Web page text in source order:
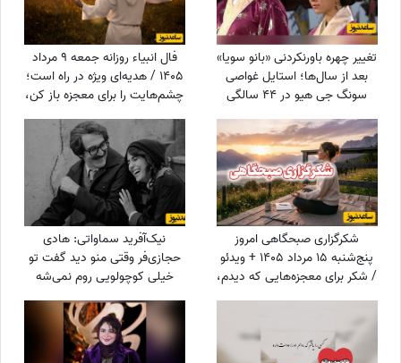
تغییر چهره باورنکردنی «بانو سویا»
بعد از سال‌ها؛ استایل غواصی
سونگ جی هیو در 44 سالگی
سوژه شد
فال انبیاء روزانه جمعه 9 مرداد
1405 / هدیه‌ای ویژه در راه است؛
چشم‌هایت را برای معجزه باز کن،
دنیا پیامی دارد که قلبت را
خوشحال می‌کند
شکرگزاری صبحگاهی امروز
پنج‌شنبه 15 مرداد 1405 + ویدئو
/ شکر برای معجزه‌هایی که دیدم،
برای نعمت‌هایی که هنوز
همین حالا در مسیر رسیدن به
من هستند
نیک‌آفرید سماواتی: هادی
حجازی‌فر وقتی منو دید گفت تو
خیلی کوچولویی روم نمی‌شه
عاشقت بشم !